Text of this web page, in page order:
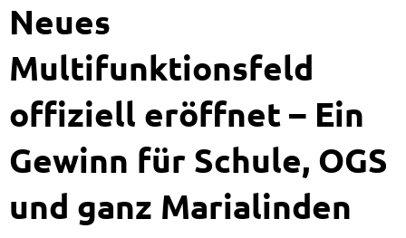
Neues
Multifunktionsfeld
offiziell eröffnet – Ein
Gewinn für Schule, OGS
und ganz Marialinden